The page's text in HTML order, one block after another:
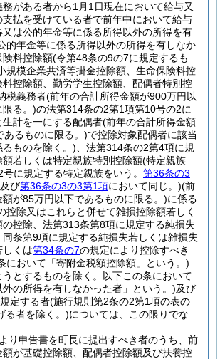
がある者から1月1日現在において給与又
支払を受けている者で前年中において給与
又は公的年金等に係る所得以外の所得を有
的年金等に係る所得以外の所得を有しなか
険料控除額(令第48条の9の7に規定するも
小規模企業共済等掛金控除額、生命保険料控
料控除額、勤労学生控除額、配偶者特別控
税義務者(前年の合計所得金額が900万円以
限る。)の法第314条の2第1項第10号の2に
計を一にする配偶者(前年の合計所得金額
あるものに限る。)で控除対象配偶者に該当
るものを除く。) 、法第314条の2第4項に規
額若しくは特定親族特別控除額(特定親族
に規定する特定親族をいう。 第36条の3
及び第36条の3の3第1項において同じ。)(前
が85万円以下であるものに限る。)に係る
控除又はこれらと併せて雑損控除額若しく
の控除、法第313条第8項に規定する純損失
条第9項に規定する純損失若しくは雑損失
しくは第34条の7の規定により控除すべき
において「寄附金税額控除額」という。)
とするものを除く。以下この条において
外の所得を有しなかった者」という。)及び
定する者(施行規則第2条の2第1項の表の
る者を除く。)については、この限りでな
り申告書を町長に提出すべき者のうち、前
が基礎控除額、配偶者控除額及び扶養控